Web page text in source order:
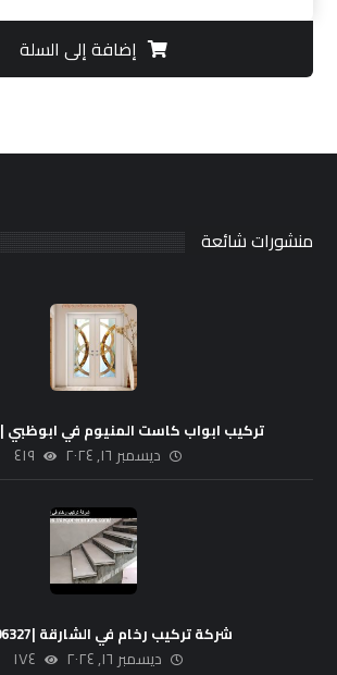
إضافة إلى السلة
منشورات شائعة
تركيب ابواب كاست المنيوم في ابوظبي |0521606327
ديسمبر ١٦, ٢٠٢٤ ٤١٩
شركة تركيب رخام في الشارقة |0521606327
ديسمبر ١٦, ٢٠٢٤ ١٧٤